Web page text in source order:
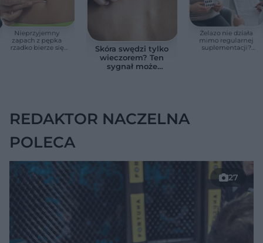
Nieprzyjemny
zapach z pępka
rzadko bierze się
Skóra swędzi tylko
wieczorem? Ten
sygnał może
Żelazo nie działa
mimo regularnej
suplementacji?
REDAKTOR NACZELNA
POLECA
27